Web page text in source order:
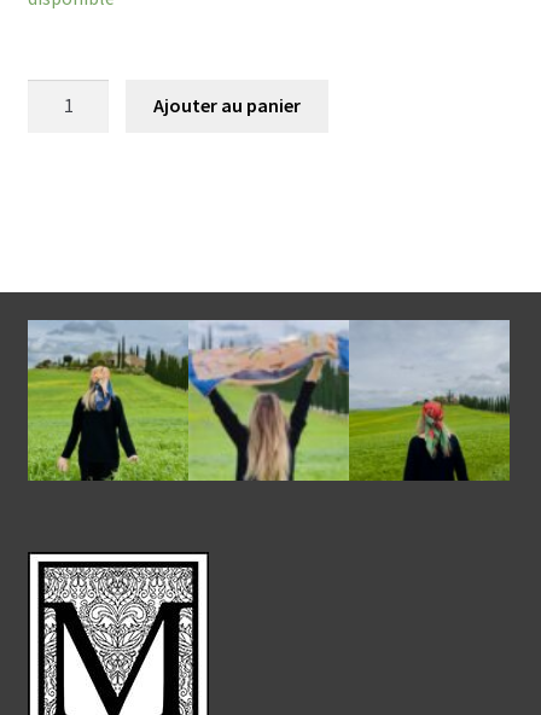
Ajouter au panier